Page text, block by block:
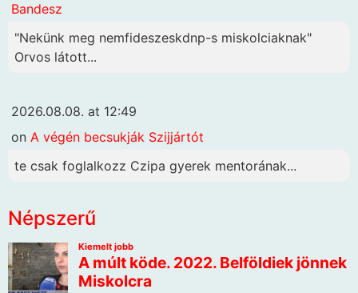
Bandesz
"Nekünk meg nemfideszeskdnp-s miskolciaknak"
Orvos látott...
2026.08.08. at 12:49
on A végén becsukják Szijjártót
te csak foglalkozz Czipa gyerek mentorának...
Népszerű